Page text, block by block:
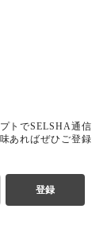
トでSELSHA通信
あればぜひご登録
登録